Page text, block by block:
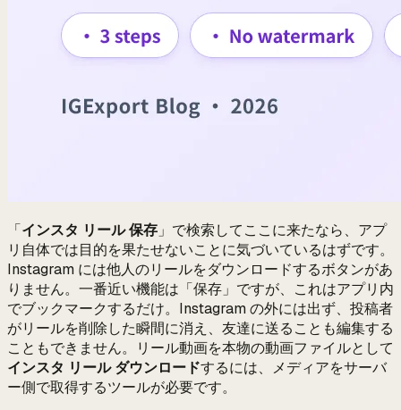
「インスタ リール 保存 」で検索してここに来たなら、アプ
リ自体では目的を果たせないことに気づいているはずです。
Instagram には他人のリールをダウンロードするボタンがあ
りません。一番近い機能は「保存」ですが、これはアプリ内
でブックマークするだけ。Instagram の外には出ず、投稿者
がリールを削除した瞬間に消え、友達に送ることも編集する
こともできません。リール動画を本物の動画ファイルとして
インスタ リール ダウンロードするには、メディアをサーバ
ー側で取得するツールが必要です。